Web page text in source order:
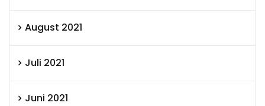
August 2021
Juli 2021
Juni 2021